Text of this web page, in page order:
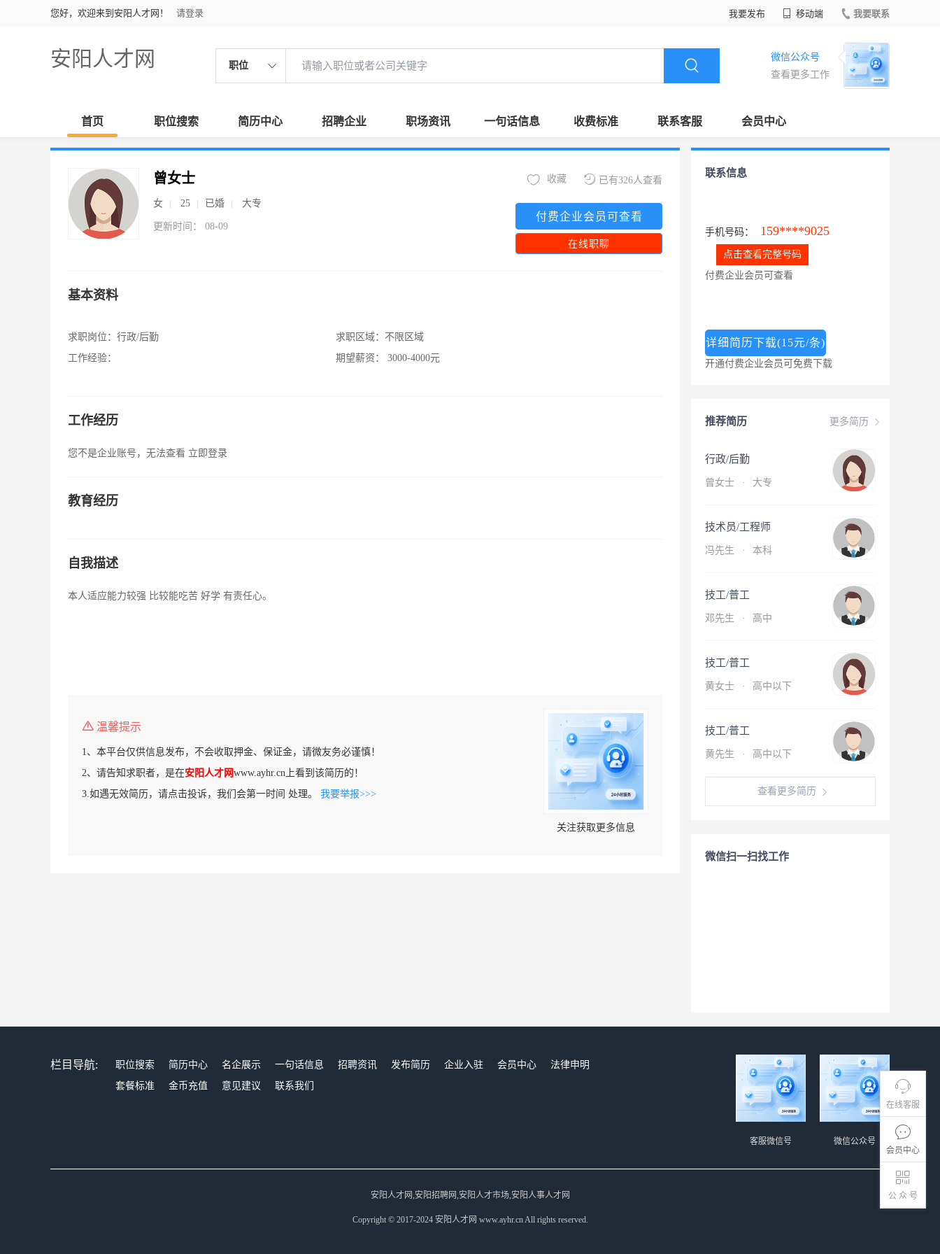
您好，欢迎来到安阳人才网！ 请登录 我要发布 移动端 我要联系
安阳人才网 职位
微信公众号
查看更多工作
首页 职位搜索 简历中心 招聘企业 职场资讯 一句话信息 收费标准 联系客服 会员中心
在线客服
会员中心
公 众 号
曾女士
女 25 已婚 大专
更新时间： 08-09
已有326人查看
收藏
付费企业会员可查看
在线职聊
基本资料
求职岗位： 行政/后勤
工作经验：
求职区域： 不限区域
期望薪资：
3000-4000元
工作经历
您不是企业账号，无法查看 立即登录
教育经历
自我描述
本人适应能力较强 比较能吃苦 好学 有责任心。
温馨提示
1、本平台仅供信息发布，不会收取押金、保证金，请微友务必谨慎！
2、请告知求职者，是在安阳人才网www.ayhr.cn上看到该简历的！
3.如遇无效简历，请点击投诉，我们会第一时间 处理。 我要举报>>>
关注获取更多信息
联系信息
手机号码： 159****9025
点击查看完整号码
付费企业会员可查看
详细简历下载(15元/条)
开通付费企业会员可免费下载
更多简历
推荐简历
行政/后勤
曾女士 · 大专
技术员/工程师
冯先生 · 本科
技工/普工
邓先生 · 高中
技工/普工
黄女士 · 高中以下
技工/普工
黄先生 · 高中以下
查看更多简历
微信扫一扫找工作
栏目导航: 职位搜索 简历中心 名企展示 一句话信息 招聘资讯 发布简历 企业入驻 会员中心
法律申明
套餐标准
金币充值 意见建议 联系我们
微信公众号
客服微信号
安阳人才网,安阳招聘网,安阳人才市场,安阳人事人才网
Copyright © 2017-2024 安阳人才网 www.ayhr.cn All rights reserved.